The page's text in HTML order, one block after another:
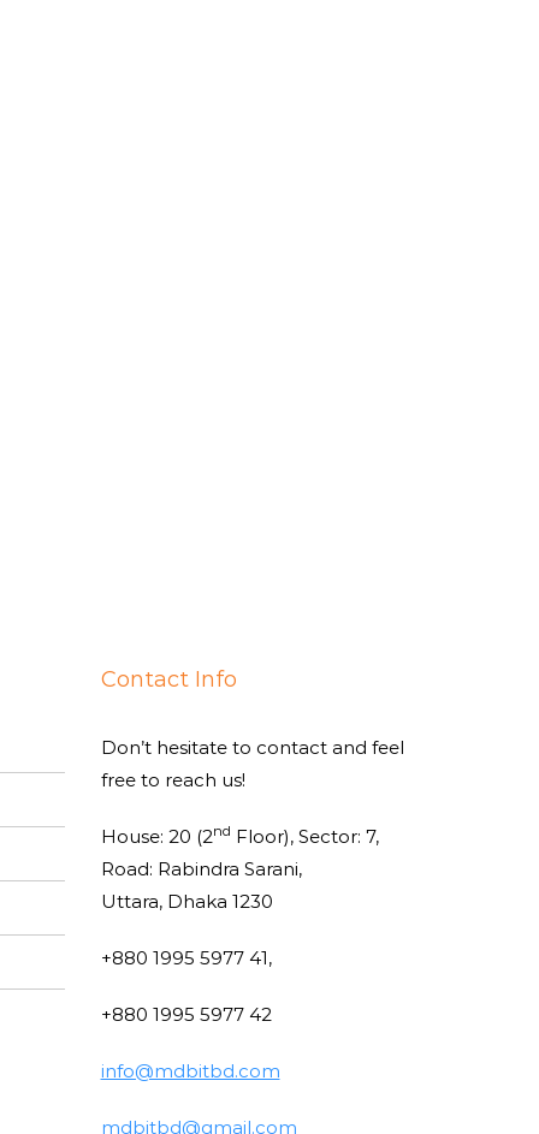
Contact Info
Don’t hesitate to contact and feel
free to reach us!
House: 20 (2nd Floor), Sector: 7,
Road: Rabindra Sarani,
Uttara, Dhaka 1230
+880 1995 5977 41,
+880 1995 5977 42
info@mdbitbd.com
mdbitbd@gmail.com